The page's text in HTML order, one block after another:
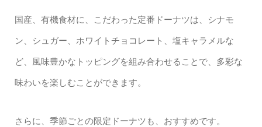
国産、有機食材に、こだわった定番ドーナツは、シナモ
ン、シュガー、ホワイトチョコレート、塩キャラメルな
ど、風味豊かなトッピングを組み合わせることで、多彩な
味わいを楽しむことができます。
さらに、季節ごとの限定ドーナツも、おすすめです。